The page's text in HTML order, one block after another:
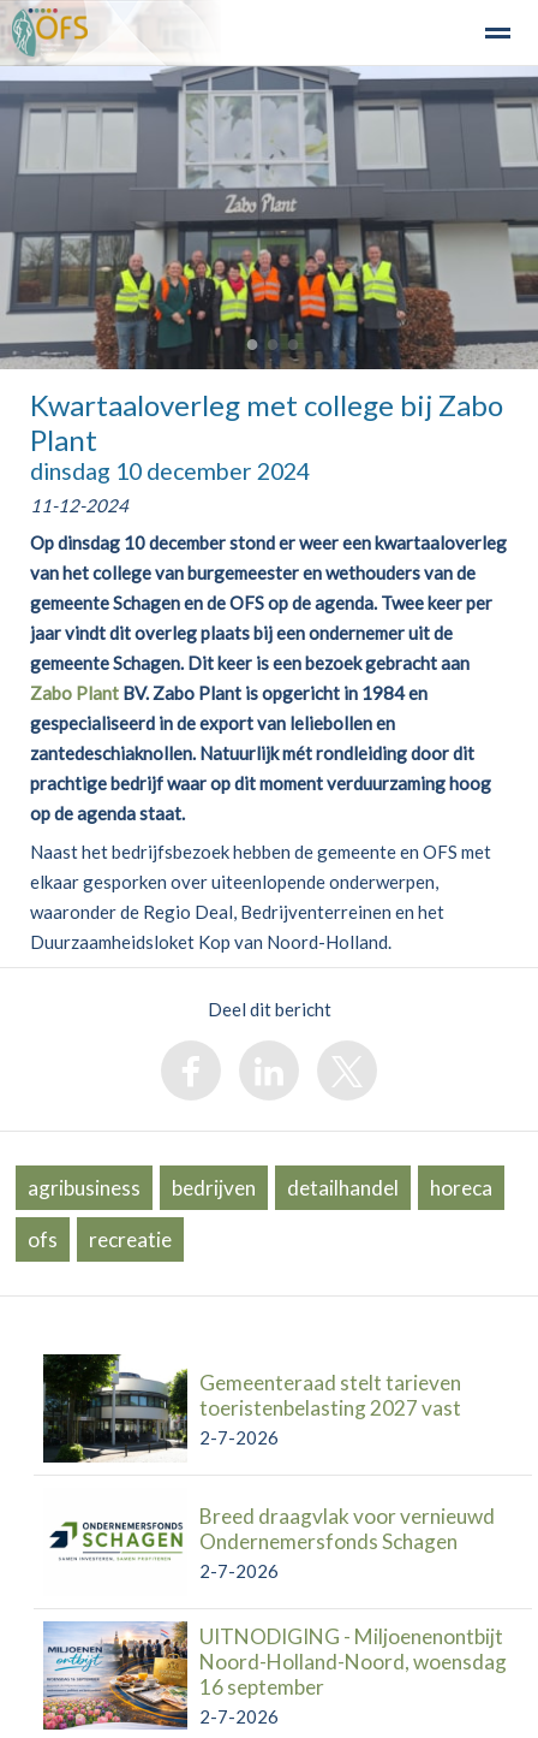
Detailhandel Industrie en Bedrijven Agribusiness
Zoeken Nieuws Agenda
● ● ●
Kwartaaloverleg met college bij Zabo
Plant
dinsdag 10 december 2024
11-12-2024
Op dinsdag 10 december stond er weer een kwartaaloverleg
van het college van burgemeester en wethouders van de
gemeente Schagen en de OFS op de agenda. Twee keer per
jaar vindt dit overleg plaats bij een ondernemer uit de
gemeente Schagen. Dit keer is een bezoek gebracht aan
Zabo Plant BV. Zabo Plant is opgericht in 1984 en
gespecialiseerd in de export van leliebollen en
zantedeschiaknollen. Natuurlijk mét rondleiding door dit
prachtige bedrijf waar op dit moment verduurzaming hoog
op de agenda staat.
Naast het bedrijfsbezoek hebben de gemeente en OFS met
elkaar gesporken over uiteenlopende onderwerpen,
waaronder de Regio Deal, Bedrijventerreinen en het
Duurzaamheidsloket Kop van Noord-Holland.
Deel dit bericht
agribusiness bedrijven detailhandel horeca
ofs recreatie
Gemeenteraad stelt tarieven
toeristenbelasting 2027 vast
2-7-2026
Breed draagvlak voor vernieuwd
Ondernemersfonds Schagen
2-7-2026
UITNODIGING - Miljoenenontbijt
Noord-Holland-Noord, woensdag
16 september
2-7-2026